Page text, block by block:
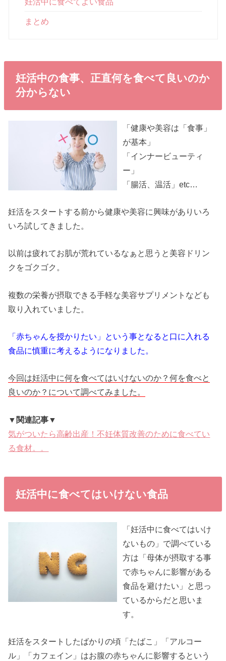
まとめ
妊活中の食事、正直何を食べて良いのか
分からない
「健康や美容は「食事」
が基本」
「インナービューティ
ー」
「腸活、温活」etc…
妊活をスタートする前から健康や美容に興味がありいろ
いろ試してきました。
以前は疲れてお肌が荒れているなぁと思うと美容ドリン
クをゴクゴク。
複数の栄養が摂取できる手軽な美容サプリメントなども
取り入れていました。
「赤ちゃんを授かりたい」という事となると口に入れる
食品に慎重に考えるようになりました。
今回は妊活中に何を食べてはいけないのか？何を食べと
良いのか？について調べてみました。
▼関連記事▼
気がついたら高齢出産！不妊体質改善のために食べてい
る食材。。
妊活中に食べてはいけない食品
「妊活中に食べてはいけ
ないもの」で調べている
方は「母体が摂取する事
で赤ちゃんに影響がある
食品を避けたい」と思っ
ているからだと思いま
す。
妊活をスタートしたばかりの頃「たばこ」「アルコー
ル」「カフェイン」はお腹の赤ちゃんに影響するという